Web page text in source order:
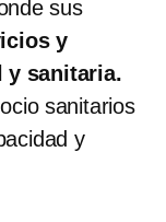
sus
y
y sanitaria.
sanitarios
y